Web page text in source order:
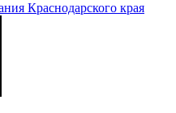
Краснодарского края